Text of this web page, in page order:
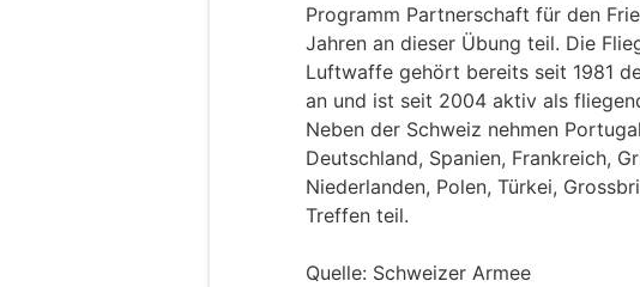
Programm Partnerschaft für den
Jahren an dieser Übung teil. Die
Luftwaffe gehört bereits seit 1981
an und ist seit 2004 aktiv als
Neben der Schweiz nehmen
Deutschland, Spanien, Frankreich,
Niederlanden, Polen, Türkei,
Treffen teil.
Quelle: Schweizer Armee